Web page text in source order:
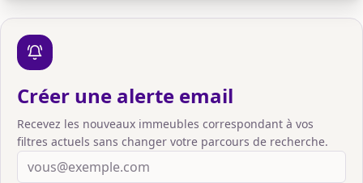
Créer une alerte email
Recevez les nouveaux immeubles correspondant à vos
filtres actuels sans changer votre parcours de recherche.